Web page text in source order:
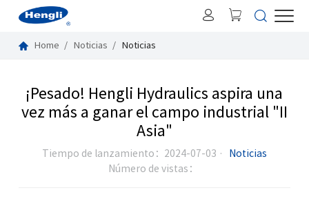
Home Noticias Noticias
¡Pesado! Hengli Hydraulics aspira una
vez más a ganar el campo industrial "II
Asia"
Tiempo de lanzamiento：2024-07-03 ·
Noticias
Número de vistas：